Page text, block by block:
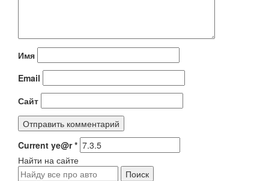
Имя
Email
Сайт
Current ye@r*
Найти на сайте